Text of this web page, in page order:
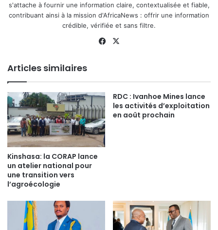
s'attache à fournir une information claire, contextualisée et fiable,
contribuant ainsi à la mission d'AfricaNews : offrir une information
crédible, vérifiée et sans filtre.
Facebook
Articles similaires
Kinshasa: la CORAP lance
un atelier national pour
une transition vers
l’agroécologie
RDC : Ivanhoe Mines lance
les activités d’exploitation
en août prochain